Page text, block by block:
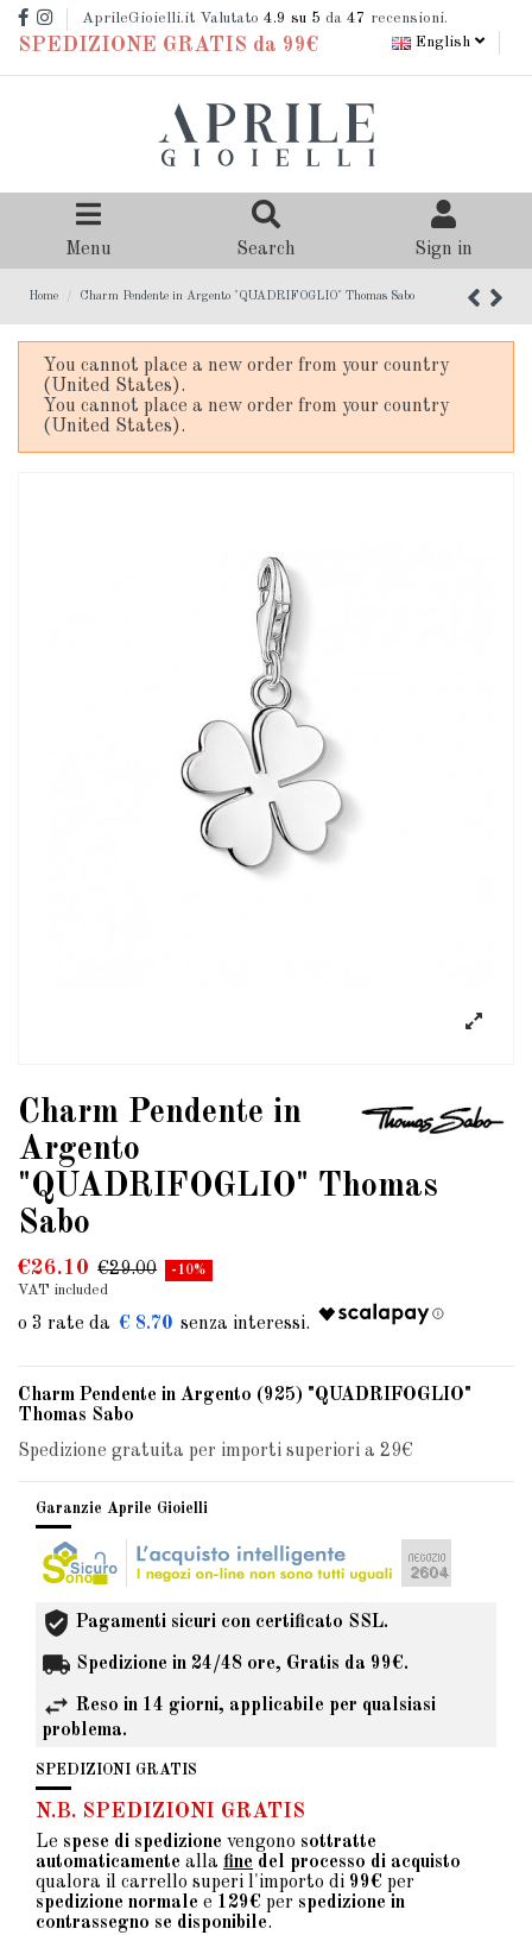
AprileGioielli.it Valutato 4.9 su 5 da 47 recensioni.
SPEDIZIONE GRATIS da 99€ English
Menu Search Sign in
Home Charm Pendente in Argento "QUADRIFOGLIO" Thomas Sabo
You cannot place a new order from your country
(United States).
You cannot place a new order from your country
(United States).
Charm Pendente in
Argento
"QUADRIFOGLIO" Thomas
Sabo
€26.10 €29.00 -10%
VAT included
€ 8.70
Charm Pendente in Argento (925) "QUADRIFOGLIO"
Thomas Sabo
Spedizione gratuita per importi superiori a 29€
Garanzie Aprile Gioielli
Pagamenti sicuri con certificato SSL.
Spedizione in 24/48 ore, Gratis da 99€.
Reso in 14 giorni, applicabile per qualsiasi
problema.
SPEDIZIONI GRATIS
N.B. SPEDIZIONI GRATIS
Le spese di spedizione vengono sottratte
automaticamente alla fine del processo di acquisto
qualora il carrello superi l'importo di 99€ per
spedizione normale e 129€ per spedizione in
contrassegno se disponibile.